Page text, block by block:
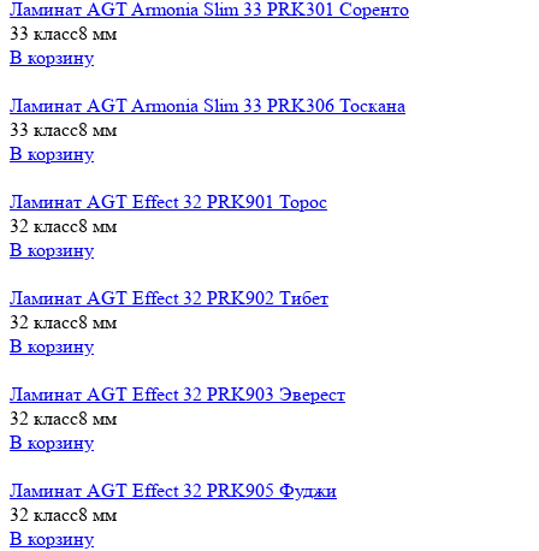
Ламинат AGT Armonia Slim 33 PRK301 Соренто
33 класс8 мм
В корзину
Ламинат AGT Armonia Slim 33 PRK306 Тоскана
33 класс8 мм
В корзину
Ламинат AGT Effect 32 PRK901 Торос
32 класс8 мм
В корзину
Ламинат AGT Effect 32 PRK902 Тибет
32 класс8 мм
В корзину
Ламинат AGT Effect 32 PRK903 Эверест
32 класс8 мм
В корзину
Ламинат AGT Effect 32 PRK905 Фуджи
32 класс8 мм
В корзину